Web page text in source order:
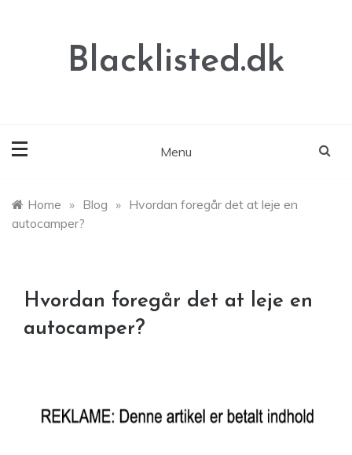
Blacklisted.dk
Menu
Home » Blog » Hvordan foregår det at leje en
autocamper?
Hvordan foregår det at leje en
autocamper?